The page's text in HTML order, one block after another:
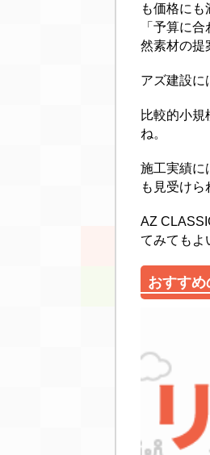
も価格にも
「予算に
然素材の提
アズ建設に
比較的小
ね。
施工実績に
も見受けら
AZ
てみてもよ
おすすめ